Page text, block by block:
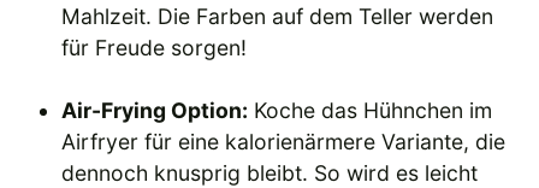
Mahlzeit. Die Farben auf dem Teller werden
für Freude sorgen!
Air-Frying Option: Koche das Hühnchen im
Airfryer für eine kalorienärmere Variante, die
dennoch knusprig bleibt. So wird es leicht